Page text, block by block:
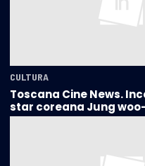
CULTURA
Toscana Cine News.
star coreana Jung